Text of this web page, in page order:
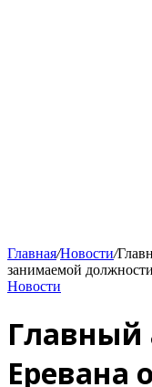
Главная/Новости/
занимаемой должности
Новости
Главный
Еревана